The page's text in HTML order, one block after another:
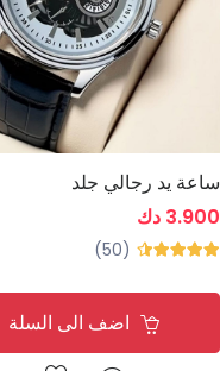
ساعة يد رجالي جلد
3.900 دك
(50)
اضف الى السلة